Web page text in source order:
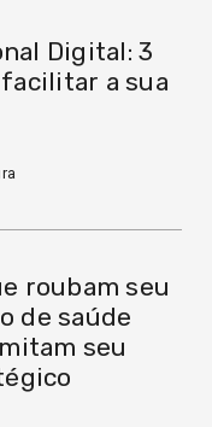
Digital: 3
a sua
roubam seu
de saúde
seu